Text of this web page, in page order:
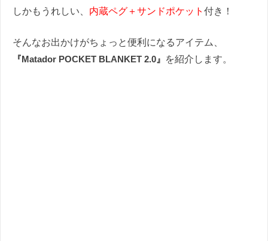
しかもうれしい、 内蔵ペグ＋サンドポケット 付き！
そんなお出かけがちょっと便利になるアイテム、
『Matador POCKET BLANKET 2.0』 を紹介します。